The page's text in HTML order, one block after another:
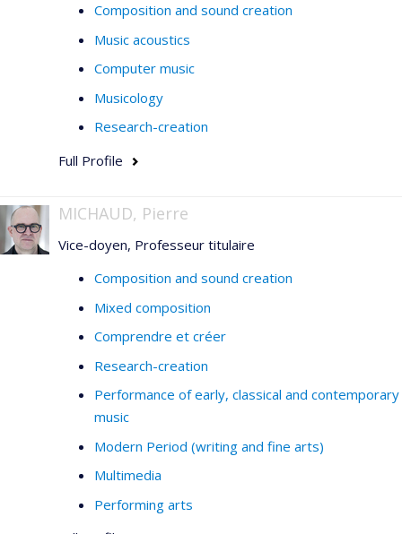
Composition and sound creation
Music acoustics
Computer music
Musicology
Research-creation
Full Profile
MICHAUD, Pierre
Vice-doyen, Professeur titulaire
Composition and sound creation
Mixed composition
Comprendre et créer
Research-creation
Performance of early, classical and contemporary
music
Modern Period (writing and fine arts)
Multimedia
Performing arts